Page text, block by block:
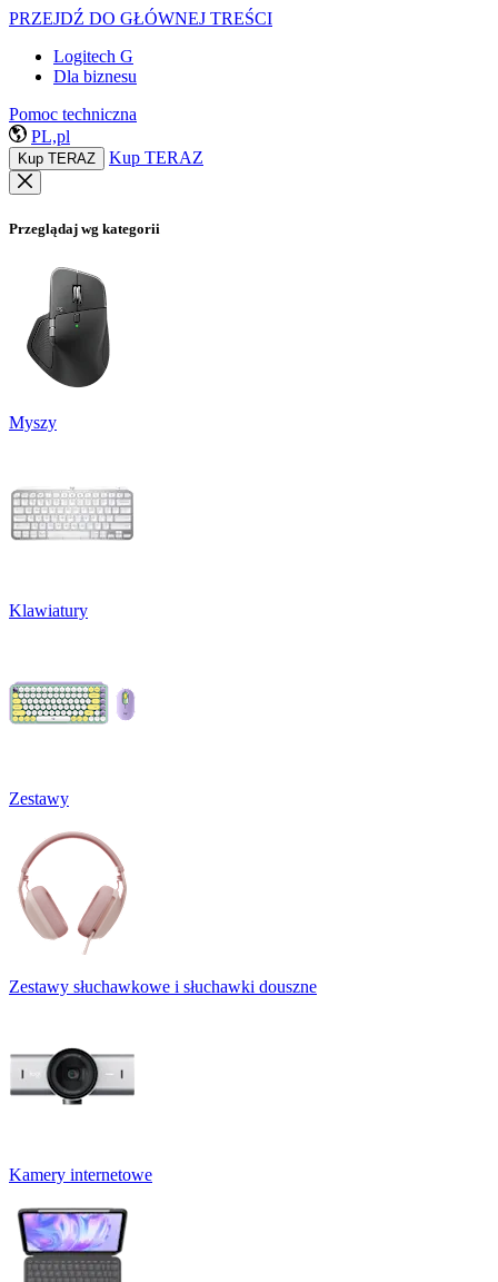
PRZEJDŹ DO GŁÓWNEJ TREŚCI
Logitech G
Dla biznesu
Pomoc techniczna
PL,pl
Kup TERAZ Kup TERAZ
Przeglądaj wg kategorii
Myszy
Klawiatury
Zestawy
Zestawy słuchawkowe i słuchawki douszne
Kamery internetowe